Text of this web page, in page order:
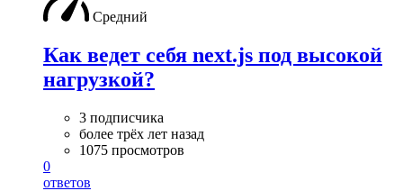
Средний
Как ведет себя next.js под высокой
нагрузкой?
3 подписчика
более трёх лет назад
1075 просмотров
0
ответов